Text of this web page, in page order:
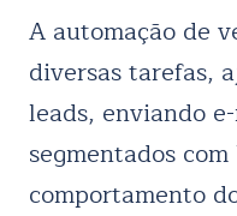
A automação de
diversas tarefas,
leads, enviando
segmentados
comportamento